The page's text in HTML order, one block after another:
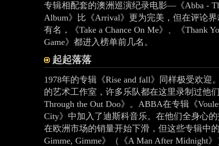
专辑相配套的澳洲巡演纪录电影—《Abba -
Album》比《Arrival》更为完美，但在评论
有名，《Take a Chance On Me》、《Thank
Game》都进入榜单前几名。
起起落落
1978年的专辑《Rise and fall》同样极受欢
的艺术工作室，许多乐队都在这里录制过他
Through the Out Doo》。ABBA在专辑《
City》中加入了迪斯科音乐。在他们全身心
在欧洲市场的销量开始下滑，但这些专辑中
Gimme, Gimme》（《A Man After Midnight